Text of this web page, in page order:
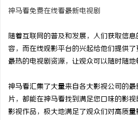
神马看免费在线看最新电视剧
随着互联网的普及和发展，人们获取信
容，而在线观影平台的兴起给他们提供
最热的电视剧资源，让观众可以随时随地
神马看汇集了大量来自各大影视公司的
片，都能在神马看找到满足您口味的影
影视作品，极大地满足了观众们对高质量